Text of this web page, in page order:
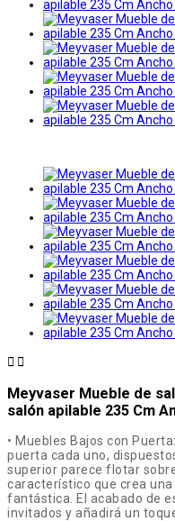
 
Meyvaser Mueble de
salón apilable 235 Cm
• Muebles Bajos con
puerta cada uno,
superior parece flotar
característico que crea
fantástica. El acabado de
invitados y añadirá un